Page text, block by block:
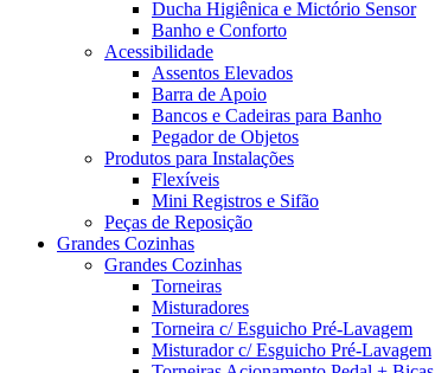
Ducha Higiênica e Mictório Sensor
Banho e Conforto
Acessibilidade
Assentos Elevados
Barra de Apoio
Bancos e Cadeiras para Banho
Pegador de Objetos
Produtos para Instalações
Flexíveis
Mini Registros e Sifão
Peças de Reposição
Grandes Cozinhas
Grandes Cozinhas
Torneiras
Misturadores
Torneira c/ Esguicho Pré-Lavagem
Misturador c/ Esguicho Pré-Lavagem